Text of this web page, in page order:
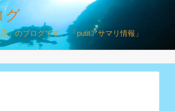
グ
のブログです。 「putitアサマリ情報」